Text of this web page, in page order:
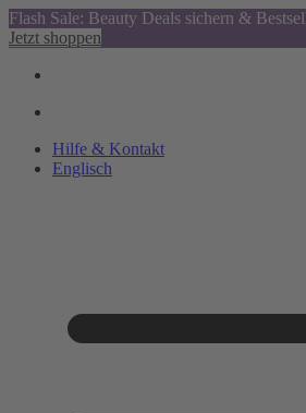
Flash Sale: Beauty Deals sichern &
Jetzt shoppen
Hilfe & Kontakt
Englisch